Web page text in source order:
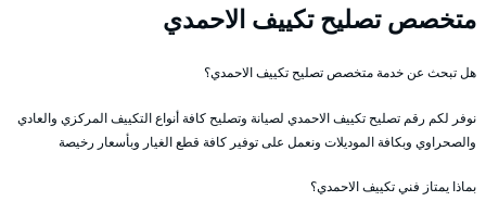
متخصص تصليح تكييف الاحمدي
هل تبحث عن خدمة متخصص تصليح تكييف الاحمدي؟
نوفر لكم رقم تصليح تكييف الاحمدي لصيانة وتصليح كافة أنواع التكييف المركزي والعادي
والصحراوي وبكافة الموديلات ونعمل على توفير كافة قطع الغيار وبأسعار رخيصة
بماذا يمتاز فني تكييف الاحمدي؟